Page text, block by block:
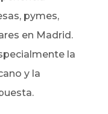
pymes,
en Madrid.
la
y la